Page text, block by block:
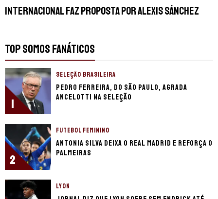
Internacional faz proposta por Alexis Sánchez
TOP SOMOS FANÁTICOS
1
SELEÇÃO BRASILEIRA
Pedro Ferreira, do São Paulo, agrada
Ancelotti na seleção
2
FUTEBOL FEMININO
Antonia Silva deixa o Real Madrid e reforça o
Palmeiras
LYON